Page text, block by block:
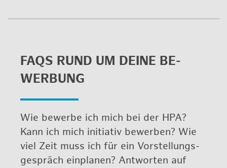
FAQS RUND UM DEINE BE­
WER­BUNG
Wie be­wer­be ich mich bei der HPA?
Kann ich mich in­itia­tiv be­wer­ben? Wie
viel Zeit muss ich für ein Vor­stel­lungs­
ge­spräch ein­pla­nen? Ant­wor­ten auf